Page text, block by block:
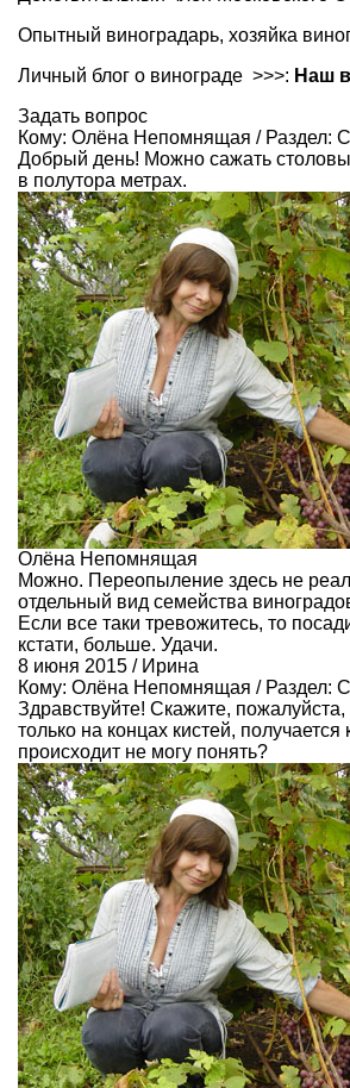
Опытный виноградарь, хозяйка
Личный блог о винограде >>>: Наш
Задать вопрос
Кому: Олёна Непомнящая / Раздел:
Добрый день! Можно сажать
в полутора метрах.
Олёна Непомнящая
Можно. Переопыление здесь не
отдельный вид семейства
Если все таки тревожитесь, то
кстати, больше. Удачи.
8 июня 2015 / Ирина
Кому: Олёна Непомнящая / Раздел:
Здравствуйте! Скажите,
только на концах кистей,
происходит не могу понять?